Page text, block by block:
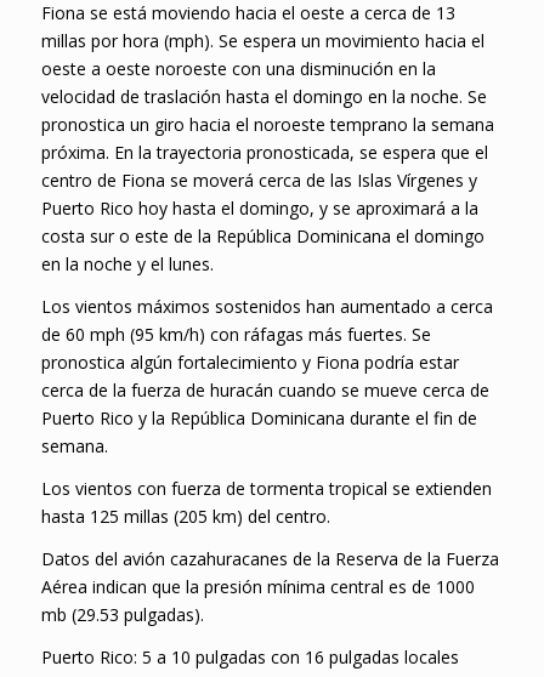
Fiona se está moviendo hacia el oeste a cerca de 13
millas por hora (mph). Se espera un movimiento hacia el
oeste a oeste noroeste con una disminución en la
velocidad de traslación hasta el domingo en la noche. Se
pronostica un giro hacia el noroeste temprano la semana
próxima. En la trayectoria pronosticada, se espera que el
centro de Fiona se moverá cerca de las Islas Vírgenes y
Puerto Rico hoy hasta el domingo, y se aproximará a la
costa sur o este de la República Dominicana el domingo
en la noche y el lunes.
Los vientos máximos sostenidos han aumentado a cerca
de 60 mph (95 km/h) con ráfagas más fuertes. Se
pronostica algún fortalecimiento y Fiona podría estar
cerca de la fuerza de huracán cuando se mueve cerca de
Puerto Rico y la República Dominicana durante el fin de
semana.
Los vientos con fuerza de tormenta tropical se extienden
hasta 125 millas (205 km) del centro.
Datos del avión cazahuracanes de la Reserva de la Fuerza
Aérea indican que la presión mínima central es de 1000
mb (29.53 pulgadas).
Puerto Rico: 5 a 10 pulgadas con 16 pulgadas locales